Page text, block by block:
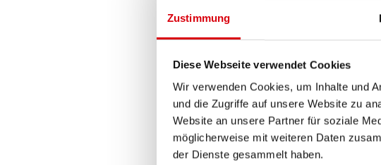
Zustimmung
Diese Webseite verwendet Cookies
Wir verwenden Cookies, um Inhalte und
und die Zugriffe auf unsere Website zu
Website an unsere Partner für soziale
möglicherweise mit weiteren Daten
der Dienste gesammelt haben.